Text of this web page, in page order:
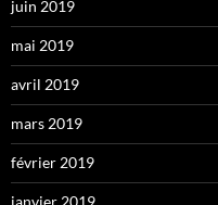
juin 2019
mai 2019
avril 2019
mars 2019
février 2019
janvier 2019